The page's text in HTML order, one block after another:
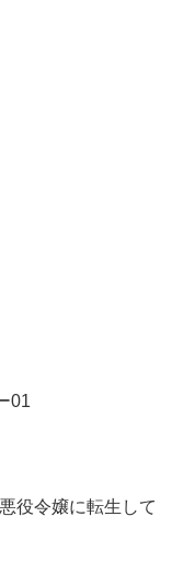
01
役令嬢に転生して